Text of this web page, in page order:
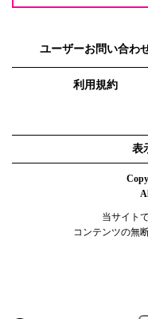
ユーザーお問い合わ
利用規約
表
当サイト
コンテンツの無